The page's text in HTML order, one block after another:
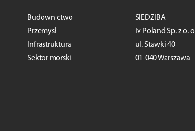
Budownictwo
Przemysł
Infrastruktura
Sektor morski
SIEDZIBA
Iv Poland Sp. z o.
ul. Stawki 40
01-040 Warszawa